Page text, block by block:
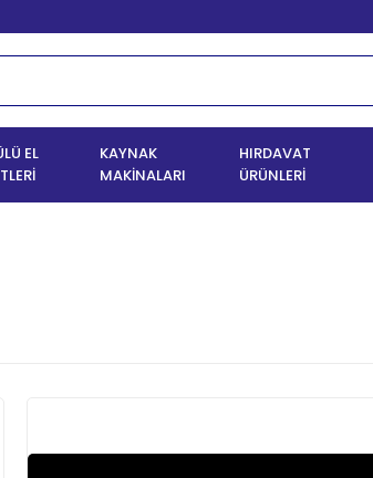
EL
KAYNAK
MAKİNALARI
HIRDAVAT
ÜRÜNLERİ